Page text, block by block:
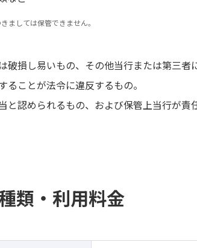
ましては保管できません。
破損し易いもの、その他当行または第三者
ることが法令に違反するもの。
と認められるもの、および保管上当行が責
類・利用料金